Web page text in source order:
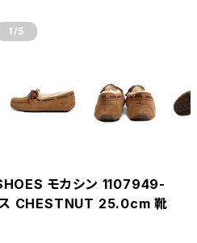
1 /5
モカシン 1107949-
CHESTNUT 25.0cm 靴